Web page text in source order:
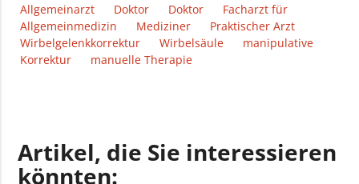
Allgemeinarzt Doktor Doktor
Facharzt für
Allgemeinmedizin
Mediziner
Praktischer Arzt
Wirbelgelenkkorrektur
Wirbelsäule
manipulative
Korrektur
manuelle Therapie
Artikel, die Sie interessieren
könnten: